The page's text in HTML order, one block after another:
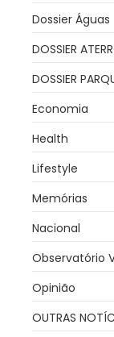
Dossier Águas
DOSSIER
DOSSIER
Economia
Health
Lifestyle
Memórias
Nacional
Observatório
Opinião
OUTRAS